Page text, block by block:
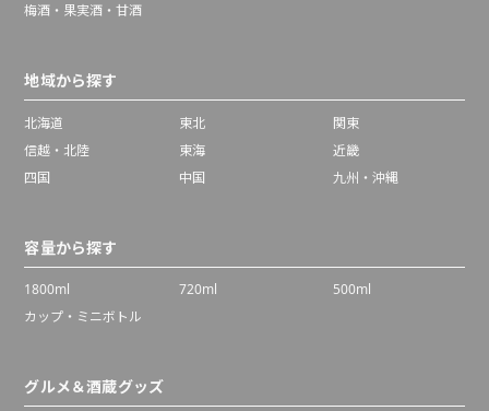
梅酒・果実酒・甘酒
地域から探す
北海道 東北
関東
信越・北陸
東海
近畿
四国
中国 九州・沖縄
容量から探す
1800ml 720ml
500ml
カップ・ミニボトル
グルメ＆酒蔵グッズ